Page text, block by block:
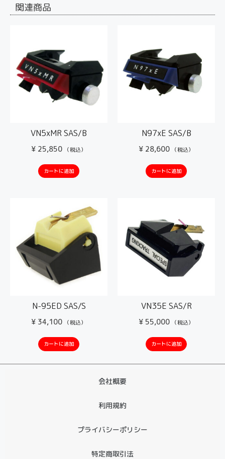
関連商品
VN5xMR SAS/B
¥ 25,850 （税込）
カートに追加
N97xE SAS/B
¥ 28,600 （税込）
カートに追加
N-95ED SAS/S
¥ 34,100 （税込）
カートに追加
VN35E SAS/R
¥ 55,000 （税込）
カートに追加
会社概要
利用規約
プライバシーポリシー
特定商取引法